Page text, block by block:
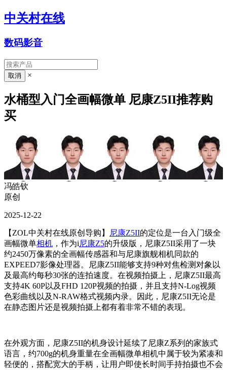
中关村在线
数码影音
×
水桶型入门全画幅微单 尼康Z5II推荐购
买
冯皓钦
原创
2025-12-22
【ZOL中关村在线原创导购】 尼康Z5II的定位是一台入门级全
画幅微单相机 ，作为i尼康Z5的升级版，尼康Z5II采用了一块
约2450万像素的全画幅传感器和与尼康旗舰相机同款的
EXPEED7影像处理器。尼康Z5II能够支持9种对焦检测对象以
及最高约每秒30张的连拍速度。在视频拍摄上，尼康Z5II最高
支持4K 60P以及FHD 120P视频的拍摄，并且支持N-Log视频
色彩曲线以及N-RAW格式视频内录。因此，尼康Z5II无论是
在静态图片还是视频拍摄上都有着非常不错的表现。
在外观方面，尼康Z5II的机身设计延续了尼康Z系列的家族式
语言，约700g的机身重量在全画幅微单相机中属于较为紧凑和
轻便的，搭配宽大的手柄，让用户即使长时间手持拍摄也不会